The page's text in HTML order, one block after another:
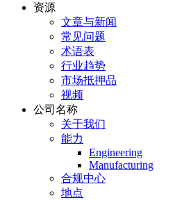
资源
文章与新闻
常见问题
术语表
行业趋势
市场抵押品
视频
公司名称
关于我们
能力
Engineering
Manufacturing
合规中心
地点